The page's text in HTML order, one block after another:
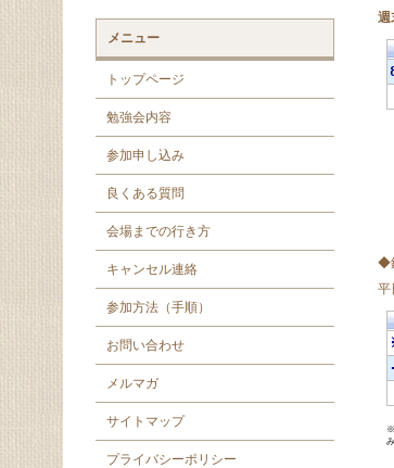
週
◆
平
メニュー
トップページ
勉強会内容
参加申し込み
良くある質問
会場までの行き方
キャンセル連絡
参加方法（手順）
お問い合わせ
メルマガ
サイトマップ
プライバシーポリシー